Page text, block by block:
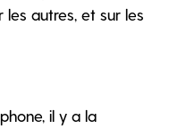
autres, et sur les
il y a la